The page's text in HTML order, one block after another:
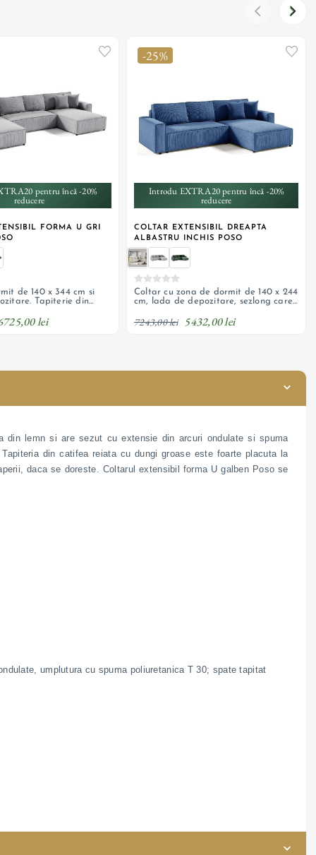
pentru încă -20%
reducere
FORMA U GRI
+ 2
de 140 x 344 cm si
Tapiterie din
lei
-25%
Introdu EXTRA20 pentru încă -20%
reducere
COLTAR EXTENSIBIL DREAPTA
ALBASTRU INCHIS POSO
+ 2
Coltar cu zona de dormit de 140 x 244
cm, lada de depozitare, sezlong care
7243,00 lei 5432,00 lei
din lemn si are sezut cu extensie din arcuri ondulate si spuma
din catifea reiata cu dungi groase este foarte placuta la
daca se doreste. Coltarul extensibil forma U galben Poso se
umplutura cu spuma poliuretanica T 30; spate tapitat